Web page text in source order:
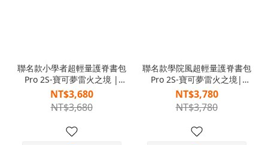
聯名款小學者超輕量護脊書包
Pro 2S-寶可夢雷火之境 |
Tiger Family
NT$3,680
NT$3,680
聯名款學院風超輕量護脊書包
Pro 2S-寶可夢雷火之境|
Tiger Family
NT$3,780
NT$3,780